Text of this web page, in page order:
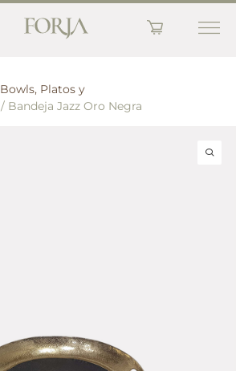
Bowls, Platos y
/ Bandeja Jazz Oro Negra